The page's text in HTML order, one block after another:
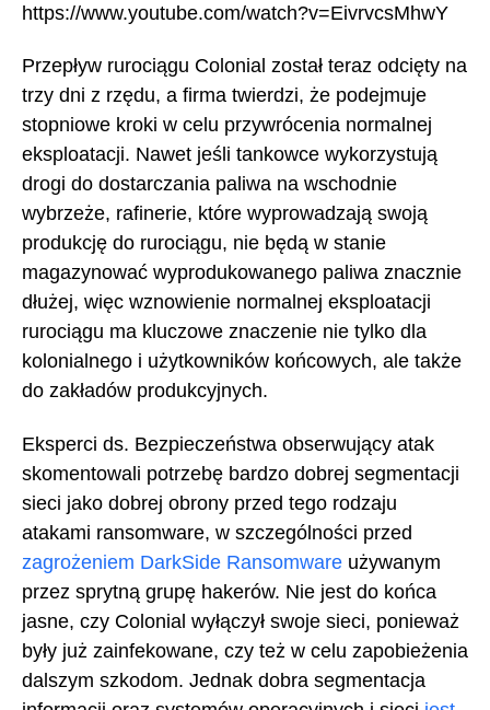
https://www.youtube.com/watch?v=EivrvcsMhwY
Przepływ rurociągu Colonial został teraz odcięty na
trzy dni z rzędu, a firma twierdzi, że podejmuje
stopniowe kroki w celu przywrócenia normalnej
eksploatacji. Nawet jeśli tankowce wykorzystują
drogi do dostarczania paliwa na wschodnie
wybrzeże, rafinerie, które wyprowadzają swoją
produkcję do rurociągu, nie będą w stanie
magazynować wyprodukowanego paliwa znacznie
dłużej, więc wznowienie normalnej eksploatacji
rurociągu ma kluczowe znaczenie nie tylko dla
kolonialnego i użytkowników końcowych, ale także
do zakładów produkcyjnych.
Eksperci ds. Bezpieczeństwa obserwujący atak
skomentowali potrzebę bardzo dobrej segmentacji
sieci jako dobrej obrony przed tego rodzaju
atakami ransomware, w szczególności przed
zagrożeniem DarkSide Ransomware używanym
przez sprytną grupę hakerów. Nie jest do końca
jasne, czy Colonial wyłączył swoje sieci, ponieważ
były już zainfekowane, czy też w celu zapobieżenia
dalszym szkodom. Jednak dobra segmentacja